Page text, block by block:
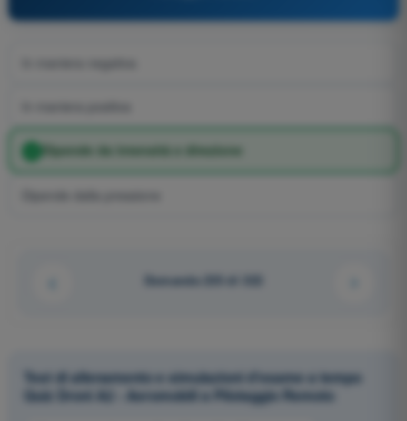
Dipende da intensità e direzione
Domanda 235 di 322
Test di allenamento e simulazioni d'esame a tempo
Quiz Droni A2 - Aeromobili a Pilotaggio Remoto